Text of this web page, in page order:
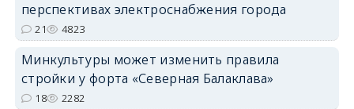
перспективах электроснабжения города
21 4823
Минкультуры может изменить правила
стройки у форта «Северная Балаклава»
18 2282